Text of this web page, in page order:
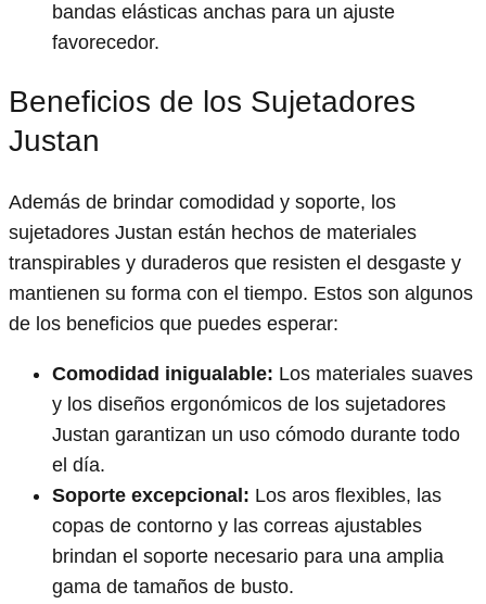
bandas elásticas anchas para un ajuste
favorecedor.
Beneficios de los Sujetadores
Justan
Además de brindar comodidad y soporte, los
sujetadores Justan están hechos de materiales
transpirables y duraderos que resisten el desgaste y
mantienen su forma con el tiempo. Estos son algunos
de los beneficios que puedes esperar:
Comodidad inigualable: Los materiales suaves
y los diseños ergonómicos de los sujetadores
Justan garantizan un uso cómodo durante todo
el día.
Soporte excepcional: Los aros flexibles, las
copas de contorno y las correas ajustables
brindan el soporte necesario para una amplia
gama de tamaños de busto.